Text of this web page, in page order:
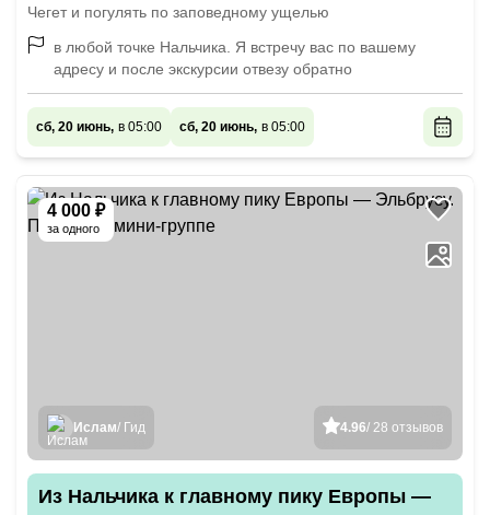
Чегет и погулять по заповедному ущелью
в любой точке Нальчика. Я встречу вас по вашему
адресу и после экскурсии отвезу обратно
сб, 20 июнь, в 05:00 сб, 20 июнь, в 05:00
4 000 ₽
за одного
4.96/ 28 отзывов
Ислам/ Гид
Из Нальчика к главному пику Европы —